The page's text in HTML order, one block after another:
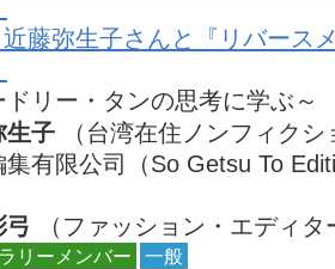
藤弥生子さんと『リバース
ドリー・タンの思考に学ぶ～
生子 （台湾在住ノンフィク
集有限公司（So Getsu To
弓 （ファッション・エディタ
リーメンバー 一般